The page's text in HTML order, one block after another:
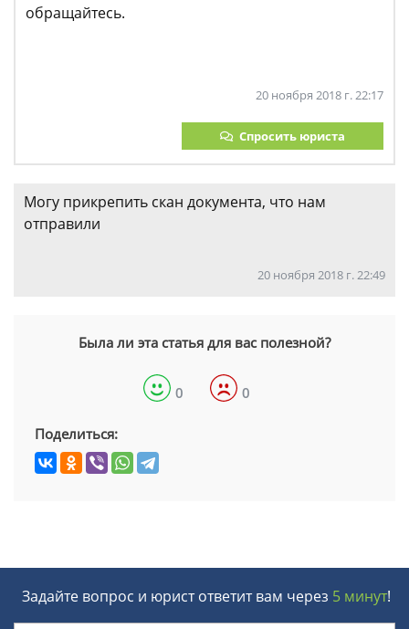
обращайтесь.
20 ноября 2018 г. 22:17
Спросить юриста
Могу прикрепить скан документа, что нам
отправили
20 ноября 2018 г. 22:49
Была ли эта статья для вас полезной?
0 0
Поделиться:
Задайте вопрос и юрист ответит вам через 5 минут!